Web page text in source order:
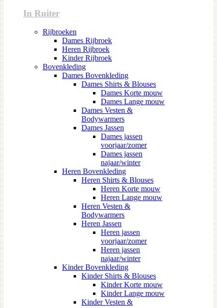
In Ruiter
Rijbroeken
Dames Rijbroek
Heren Rijbroek
Kinder Rijbroek
Bovenkleding
Dames Bovenkleding
Dames Shirts & Blouses
Dames Korte mouw
Dames Lange mouw
Dames Vesten &
Bodywarmers
Dames Jassen
Dames jassen
voorjaar/zomer
Dames jassen
najaar/winter
Heren Bovenkleding
Heren Shirts & Blouses
Heren Korte mouw
Heren Lange mouw
Heren Vesten &
Bodywarmers
Heren Jassen
Heren jassen
voorjaar/zomer
Heren jassen
najaar/winter
Kinder Bovenkleding
Kinder Shirts & Blouses
Kinder Korte mouw
Kinder Lange mouw
Kinder Vesten &